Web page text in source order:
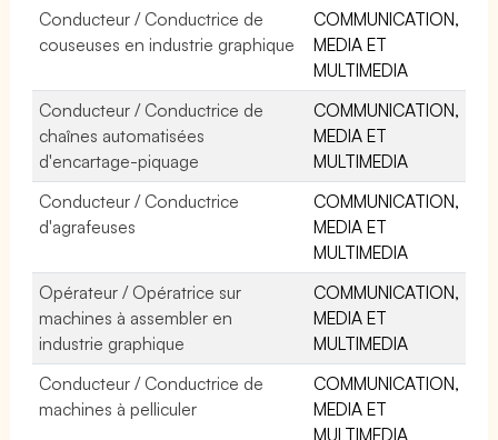
Conducteur / Conductrice de
couseuses en industrie graphique
COMMUNICATION,
MEDIA ET
MULTIMEDIA
Conducteur / Conductrice de
chaînes automatisées
d'encartage-piquage
COMMUNICATION,
MEDIA ET
MULTIMEDIA
Conducteur / Conductrice
d'agrafeuses
COMMUNICATION,
MEDIA ET
MULTIMEDIA
Opérateur / Opératrice sur
machines à assembler en
industrie graphique
COMMUNICATION,
MEDIA ET
MULTIMEDIA
Conducteur / Conductrice de
machines à pelliculer
COMMUNICATION,
MEDIA ET
MULTIMEDIA